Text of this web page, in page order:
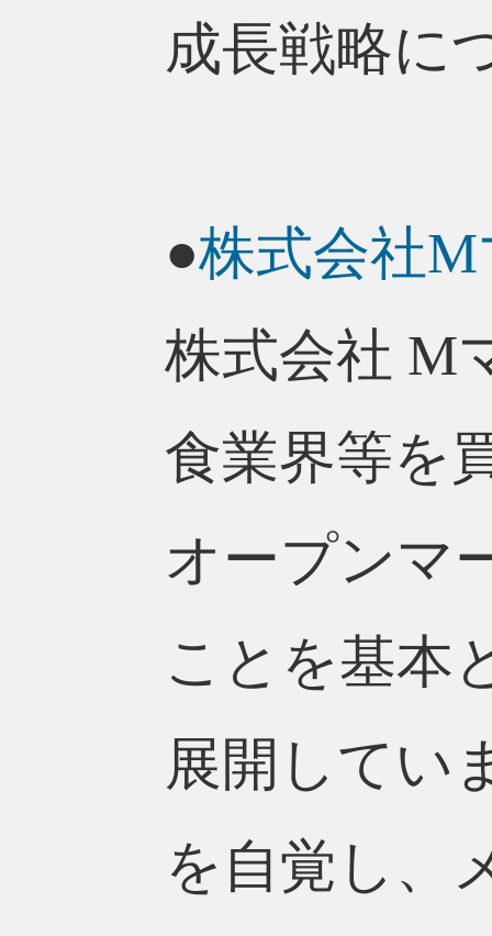
成長戦略に
●株式会社
株式会社 M
食業界等を
オープンマ
ことを基本
展開してい
を自覚し、